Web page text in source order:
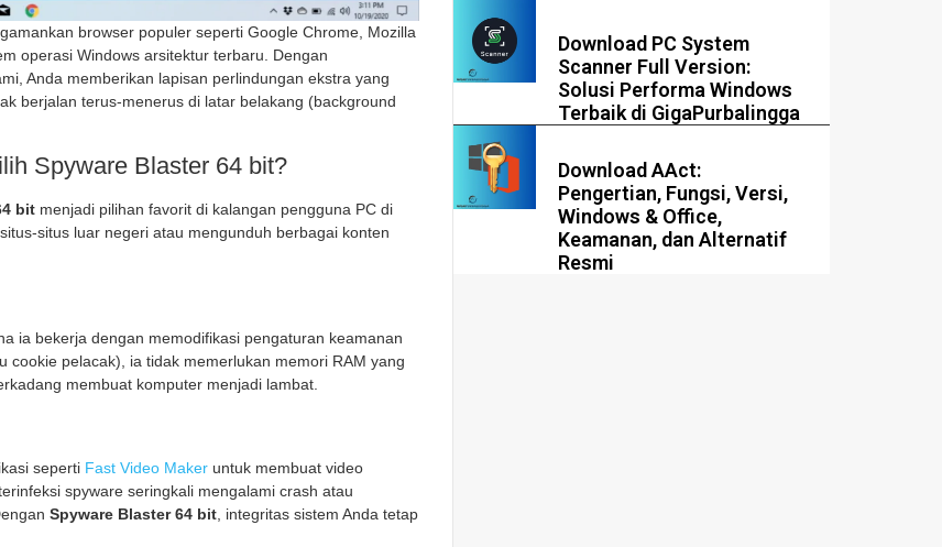
browser populer seperti Google Chrome, Mozilla
operasi Windows arsitektur terbaru. Dengan
Anda memberikan lapisan perlindungan ekstra yang
berjalan terus-menerus di latar belakang (background
Spyware Blaster 64 bit?
bit menjadi pilihan favorit di kalangan pengguna PC di
situs luar negeri atau mengunduh berbagai konten
ia bekerja dengan memodifikasi pengaturan keamanan
cookie pelacak), ia tidak memerlukan memori RAM yang
membuat komputer menjadi lambat.
seperti Fast Video Maker untuk membuat video
spyware seringkali mengalami crash atau
Spyware Blaster 64 bit , integritas sistem Anda tetap
Download PC System
Scanner Full Version:
Solusi Performa Windows
Terbaik di GigaPurbalingga
Download AAct:
Pengertian, Fungsi, Versi,
Windows & Office,
Keamanan, dan Alternatif
Resmi